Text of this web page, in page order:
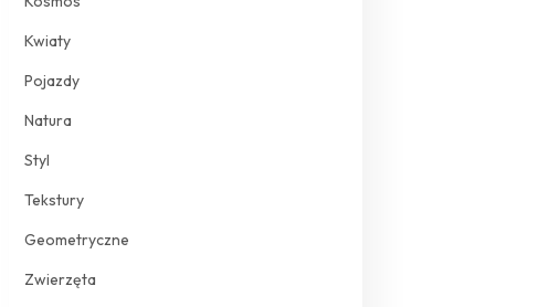
Kwiaty
Pojazdy
Natura
Styl
Tekstury
Geometryczne
Zwierzęta